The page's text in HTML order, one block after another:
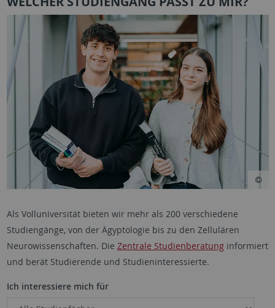
Als Volluniversität bieten wir mehr als 200 verschiedene
Studiengänge, von der Ägyptologie bis zu den Zellulären
Neurowissenschaften. Die Zentrale Studienberatunginformiert
und berät Studierende und Studieninteressierte.
Ich interessiere mich für